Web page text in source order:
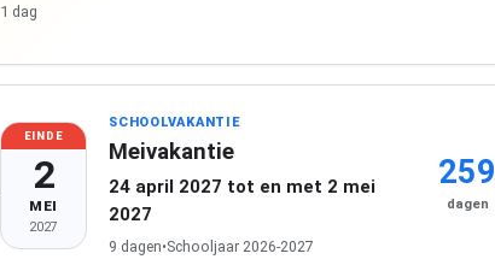
1 dag
EINDE
2
MEI
2027
SCHOOLVAKANTIE
Meivakantie
24 april 2027 tot en met 2 mei
2027
9 dagen•Schooljaar 2026-2027
259
dagen